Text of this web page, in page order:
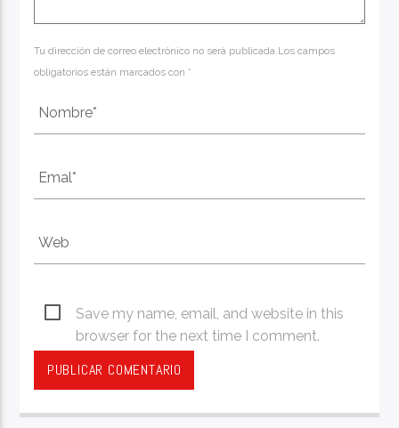
Tu dirección de correo electrónico no será publicada.Los campos
obligatorios están marcados con *
Save my name, email, and website in this
browser for the next time I comment.